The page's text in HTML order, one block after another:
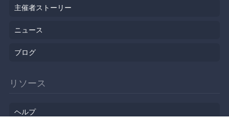
主催者ストーリー
ニュース
ブログ
リソース
ヘルプ